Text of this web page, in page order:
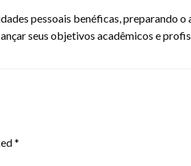
pessoais benéficas, preparando
seus objetivos acadêmicos e
*